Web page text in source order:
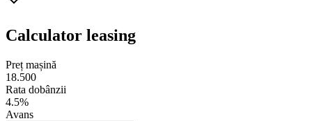
Calculator leasing
Preț mașină
18.500
Rata dobânzii
4.5%
Avans